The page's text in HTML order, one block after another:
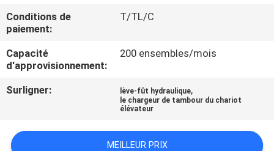
CONTRÔLE
DE
LA
QUALITÉ
CONTACTER
Conditions de
paiement:
T/TL/C
Capacité
d'approvisionnement:
200 ensembles/mois
Surligner: lève-fût hydraulique,
le chargeur de tambour du chariot
élévateur
MEILLEUR PRIX